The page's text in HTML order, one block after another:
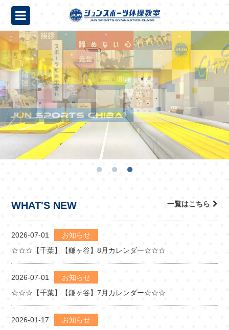
WHAT'S NEW 一覧はこちら
2026-07-01
お知らせ
☆☆☆【千葉】【鎌ヶ谷】8月カレンダー☆☆☆
2026-07-01
お知らせ
☆☆☆【千葉】【鎌ヶ谷】7月カレンダー☆☆☆
2026-01-17
お知らせ